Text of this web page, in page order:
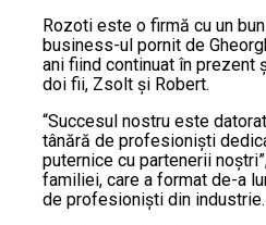
Rozoti este o firmă cu un
business-ul pornit de
ani fiind continuat în prezent
doi fii, Zsolt și Robert.
“Succesul nostru este
tânără de profesionişti
puternice cu partenerii
familiei, care a format de-a
de profesionişti din industrie.